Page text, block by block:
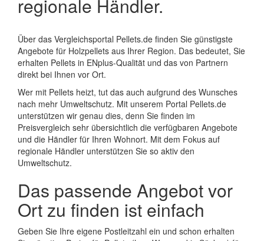
regionale Händler.
Über das Vergleichsportal Pellets.de finden Sie günstigste
Angebote für Holzpellets aus Ihrer Region. Das bedeutet, Sie
erhalten Pellets in ENplus-Qualität und das von Partnern
direkt bei Ihnen vor Ort.
Wer mit Pellets heizt, tut das auch aufgrund des Wunsches
nach mehr Umweltschutz. Mit unserem Portal Pellets.de
unterstützen wir genau dies, denn Sie finden im
Preisvergleich sehr übersichtlich die verfügbaren Angebote
und die Händler für Ihren Wohnort. Mit dem Fokus auf
regionale Händler unterstützen Sie so aktiv den
Umweltschutz.
Das passende Angebot vor
Ort zu finden ist einfach
Geben Sie Ihre eigene Postleitzahl ein und schon erhalten